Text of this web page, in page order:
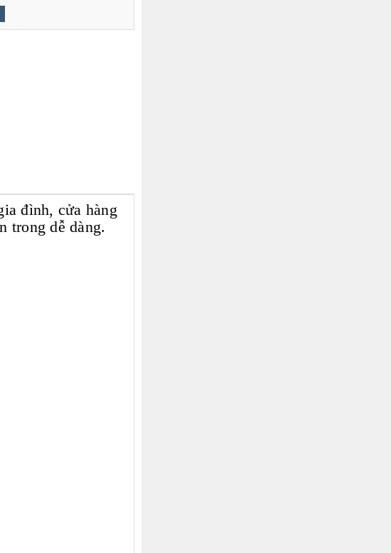
đình, cửa hàng
trong dễ dàng.